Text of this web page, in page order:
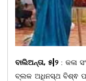
ବାଲିଅନ୍ତା, ୫|୨: କଳା
ବ୍ଲକ ଅଧିନସ୍ଥ ବିଶ୍ଵ